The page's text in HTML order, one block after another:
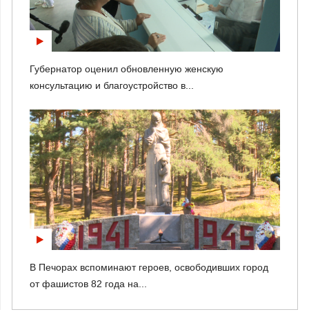
Губернатор оценил обновленную женскую
консультацию и благоустройство в...
В Печорах вспоминают героев, освободивших город
от фашистов 82 года на...